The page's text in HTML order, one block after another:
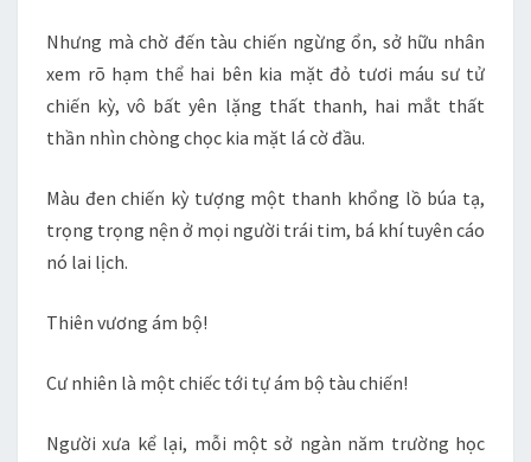
Nhưng mà chờ đến tàu chiến ngừng ổn, sở hữu nhân
xem rõ hạm thể hai bên kia mặt đỏ tươi máu sư tử
chiến kỳ, vô bất yên lặng thất thanh, hai mắt thất
thần nhìn chòng chọc kia mặt lá cờ đầu.
Màu đen chiến kỳ tượng một thanh khổng lồ búa tạ,
trọng trọng nện ở mọi người trái tim, bá khí tuyên cáo
nó lai lịch.
Thiên vương ám bộ!
Cư nhiên là một chiếc tới tự ám bộ tàu chiến!
Người xưa kể lại, mỗi một sở ngàn năm trường học